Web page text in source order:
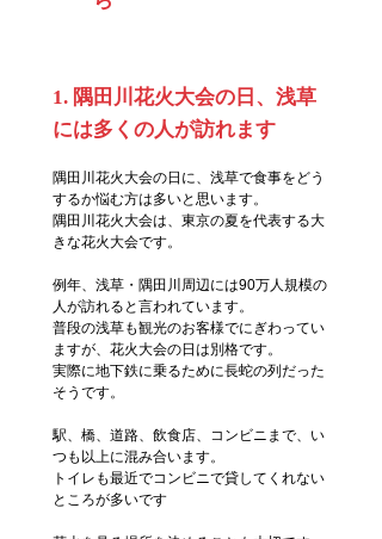
1. 隅田川花火大会の日、浅草
には多くの人が訪れます
隅田川花火大会の日に、浅草で食事をどう
するか悩む方は多いと思います。
隅田川花火大会は、東京の夏を代表する大
きな花火大会です。
例年、浅草・隅田川周辺には90万人規模の
人が訪れると言われています。
普段の浅草も観光のお客様でにぎわってい
ますが、花火大会の日は別格です。
実際に地下鉄に乗るために長蛇の列だった
そうです。
駅、橋、道路、飲食店、コンビニまで、い
つも以上に混み合います。
トイレも最近でコンビニで貸してくれない
ところが多いです